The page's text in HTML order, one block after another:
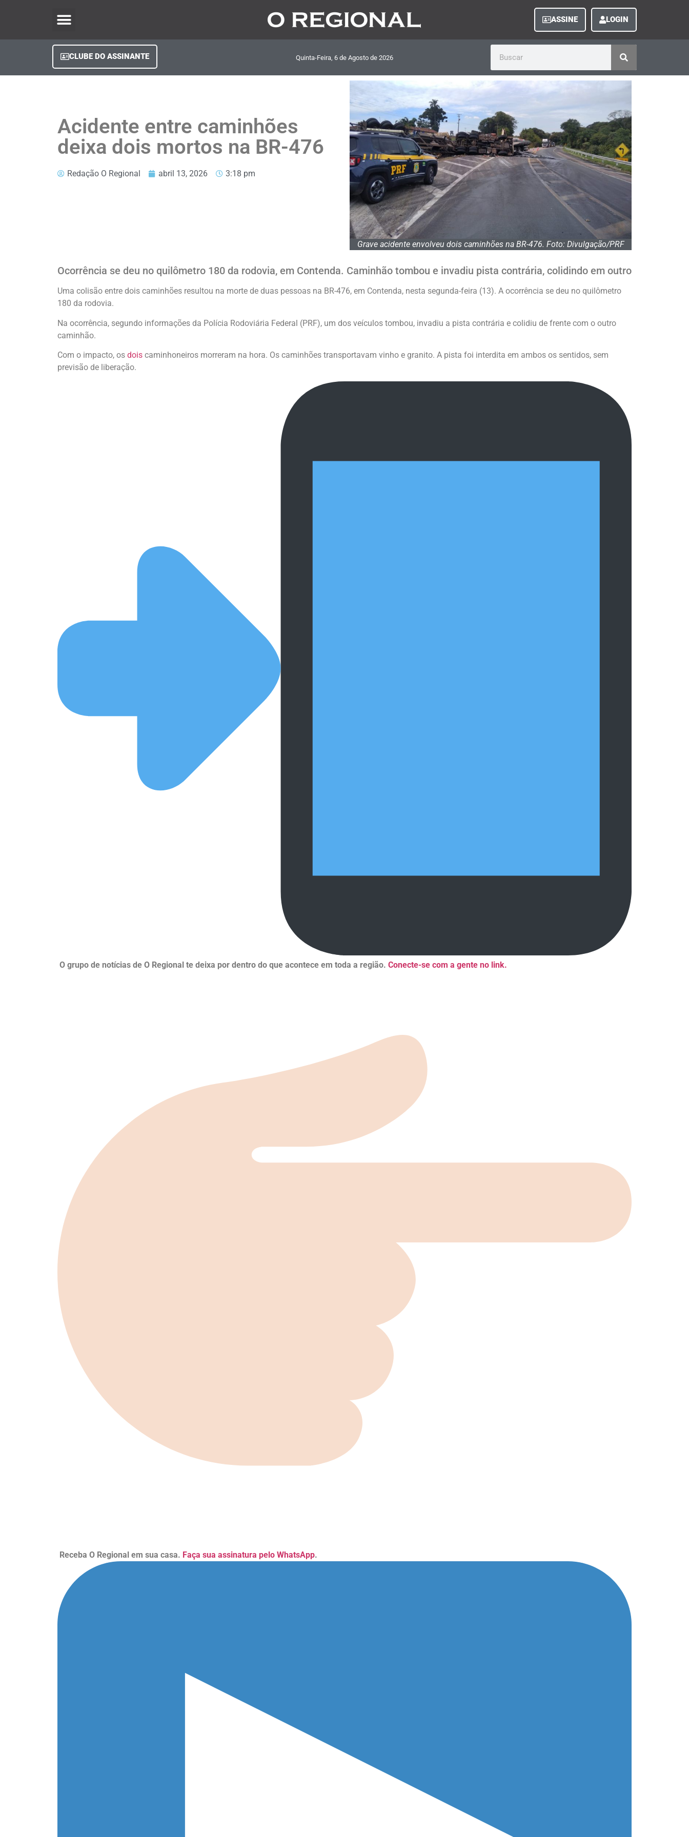
ASSINE LOGIN
CLUBE DO ASSINANTE Quinta-Feira, 6 de Agosto de 2026
Acidente entre caminhões
deixa dois mortos na BR-476
Redação O Regional abril 13, 2026 3:18 pm
Grave acidente envolveu dois caminhões na BR-476. Foto: Divulgação/PRF
Ocorrência se deu no quilômetro 180 da rodovia, em Contenda. Caminhão tombou e invadiu pista contrária, colidindo em outro
Uma colisão entre dois caminhões resultou na morte de duas pessoas na BR-476, em Contenda, nesta segunda-feira (13). A ocorrência se deu no quilômetro
180 da rodovia.
Na ocorrência, segundo informações da Polícia Rodoviária Federal (PRF), um dos veículos tombou, invadiu a pista contrária e colidiu de frente com o outro
caminhão.
Com o impacto, os dois caminhoneiros morreram na hora. Os caminhões transportavam vinho e granito. A pista foi interdita em ambos os sentidos, sem
previsão de liberação.
O grupo de notícias de O Regional te deixa por dentro do que acontece em toda a região. Conecte-se com a gente no link.
Receba O Regional em sua casa. Faça sua assinatura pelo WhatsApp.